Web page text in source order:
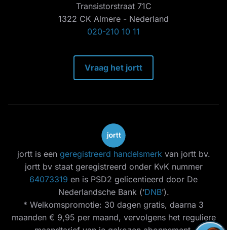
Transistorstraat 71C
1322 CK Almere - Nederland
020-210 10 11
Vraag het jortt
jortt is een geregistreerd handelsmerk van jortt bv.
jortt bv staat geregistreerd onder KvK nummer
64073319 en is PSD2 gelicentieerd door De
Nederlandsche Bank (‘DNB’).
* Welkomspromotie: 30 dagen gratis, daarna 3
maanden € 9,95 per maand, vervolgens het reguliere